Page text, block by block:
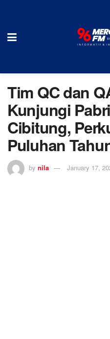
Tim QC dan
Kunjungi
Cibitung,
Puluhan
by nila January 17,